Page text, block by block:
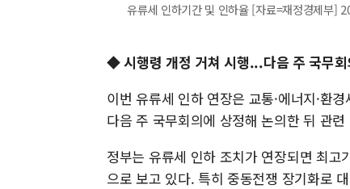
유류세 인하기간 및 인하율 [자료=재정경제
◆ 시행령 개정 거쳐 시행...다음 주 국무회
이번 유류세 인하 연장은 교통·에너지·환
다음 주 국무회의에 상정해 논의한 뒤 관
정부는 유류세 인하 조치가 연장되면 최
으로 보고 있다. 특히 중동전쟁 장기화로